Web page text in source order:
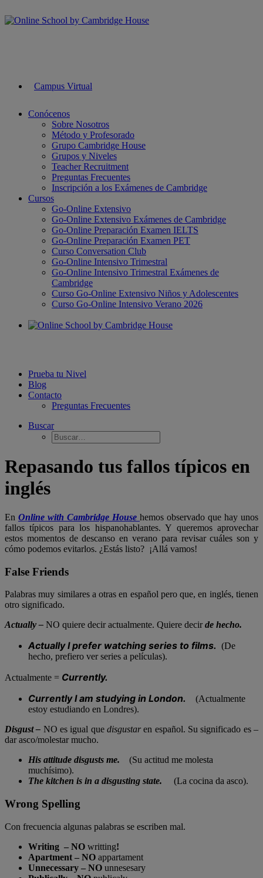
Campus Virtual
Conócenos
Sobre Nosotros
Método y Profesorado
Grupo Cambridge House
Grupos y Niveles
Teacher Recruitment
Preguntas Frecuentes
Inscripción a los Exámenes de Cambridge
Cursos
Go-Online Extensivo
Go-Online Extensivo Exámenes de Cambridge
Go-Online Preparación Examen IELTS
Go-Online Preparación Examen PET
Curso Conversation Club
Go-Online Intensivo Trimestral
Go-Online Intensivo Trimestral Exámenes de
Cambridge
Curso Go-Online Extensivo Niños y Adolescentes
Curso Go-Online Intensivo Verano 2026
Prueba tu Nivel
Blog
Contacto
Preguntas Frecuentes
Buscar
Repasando tus fallos típicos en
inglés
En Online with Cambridge House hemos observado que hay unos
fallos típicos para los hispanohablantes. Y queremos aprovechar
estos momentos de descanso en verano para revisar cuáles son y
cómo podemos evitarlos. ¿Estás listo? ¡Allá vamos!
False Friends
Palabras muy similares a otras en español pero que, en inglés, tienen
otro significado.
Actually– NO quiere decir actualmente. Quiere decirde hecho.
Actually I prefer watching series to films. (De
hecho, prefiero ver series a películas).
Actualmente = Currently.
Currently I am studying in London. (Actualmente
estoy estudiando en Londres).
Disgust – NO es igual quedisgustaren español. Su significado es –
dar asco/molestar mucho.
His attitude disgusts me. (Su actitud me molesta
muchísimo).
The kitchen is in a disgusting state. (La cocina da asco).
Wrong Spelling
Con frecuencia algunas palabras se escriben mal.
Writing – NO writting!
Apartment – NO appartament
Unnecessary – NO unnesesary